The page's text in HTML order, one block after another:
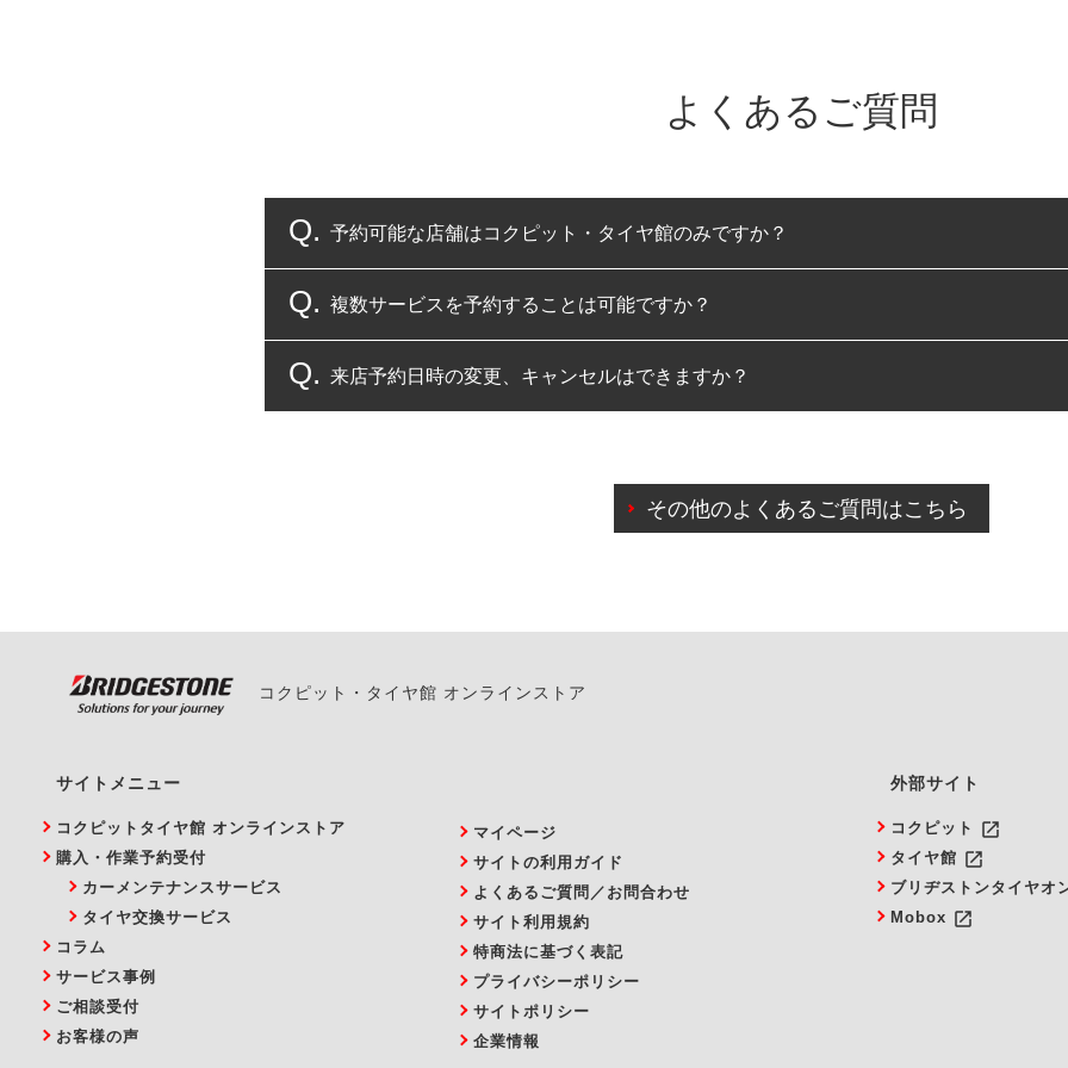
よくあるご質問
予約可能な店舗はコクピット・タイヤ館のみですか？
コクピット・タイヤ館のみとなります。
複数サービスを予約することは可能ですか？
複数サービスのご予約は可能です。
来店予約日時の変更、キャンセルはできますか？
また、やむを得ない事由によりご予約のキャンセルをご希望の際は、直接ご予約いた
その他のよくあるご質問はこちら
コクピット・タイヤ館 オンラインストア
サイトメニュー
コクピットタイヤ館 オンラインストア
購入・作業予約受付
カーメンテナンスサービス
タイヤ交換サービス
コラム
サービス事例
ご相談受付
お客様の声
マイページ
サイトの利用ガイド
よくあるご質問／お問合わせ
サイト利用規約
特商法に基づく表記
プライバシーポリシー
サイトポリシー
企業情報
外部サイト
コクピット launch
タイヤ館 launch
ブリヂストンタイヤオ
Mobox launch